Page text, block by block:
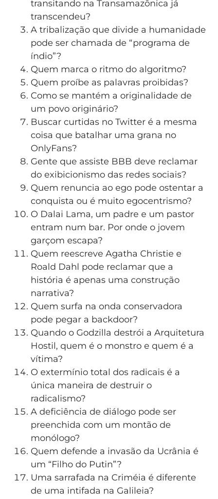
transitando na Transamazônica já
transcendeu?
A tribalização que divide a humanidade
pode ser chamada de “programa de
índio”?
Quem marca o ritmo do algoritmo?
Quem proíbe as palavras proibidas?
Como se mantém a originalidade de
um povo originário?
Buscar curtidas no Twitter é a mesma
coisa que batalhar uma grana no
OnlyFans?
Gente que assiste BBB deve reclamar
do exibicionismo das redes sociais?
Quem renuncia ao ego pode ostentar a
conquista ou é muito egocentrismo?
O Dalai Lama, um padre e um pastor
entram num bar. Por onde o jovem
garçom escapa?
Quem reescreve Agatha Christie e
Roald Dahl pode reclamar que a
história é apenas uma construção
narrativa?
Quem surfa na onda conservadora
pode pegar a backdoor?
Quando o Godzilla destrói a Arquitetura
Hostil, quem é o monstro e quem é a
vítima?
O extermínio total dos radicais é a
única maneira de destruir o
radicalismo?
A deficiência de diálogo pode ser
preenchida com um montão de
monólogo?
Quem defende a invasão da Ucrânia é
um “Filho do Putin”?
Uma sarrafada na Criméia é diferente
de uma intifada na Galileia?